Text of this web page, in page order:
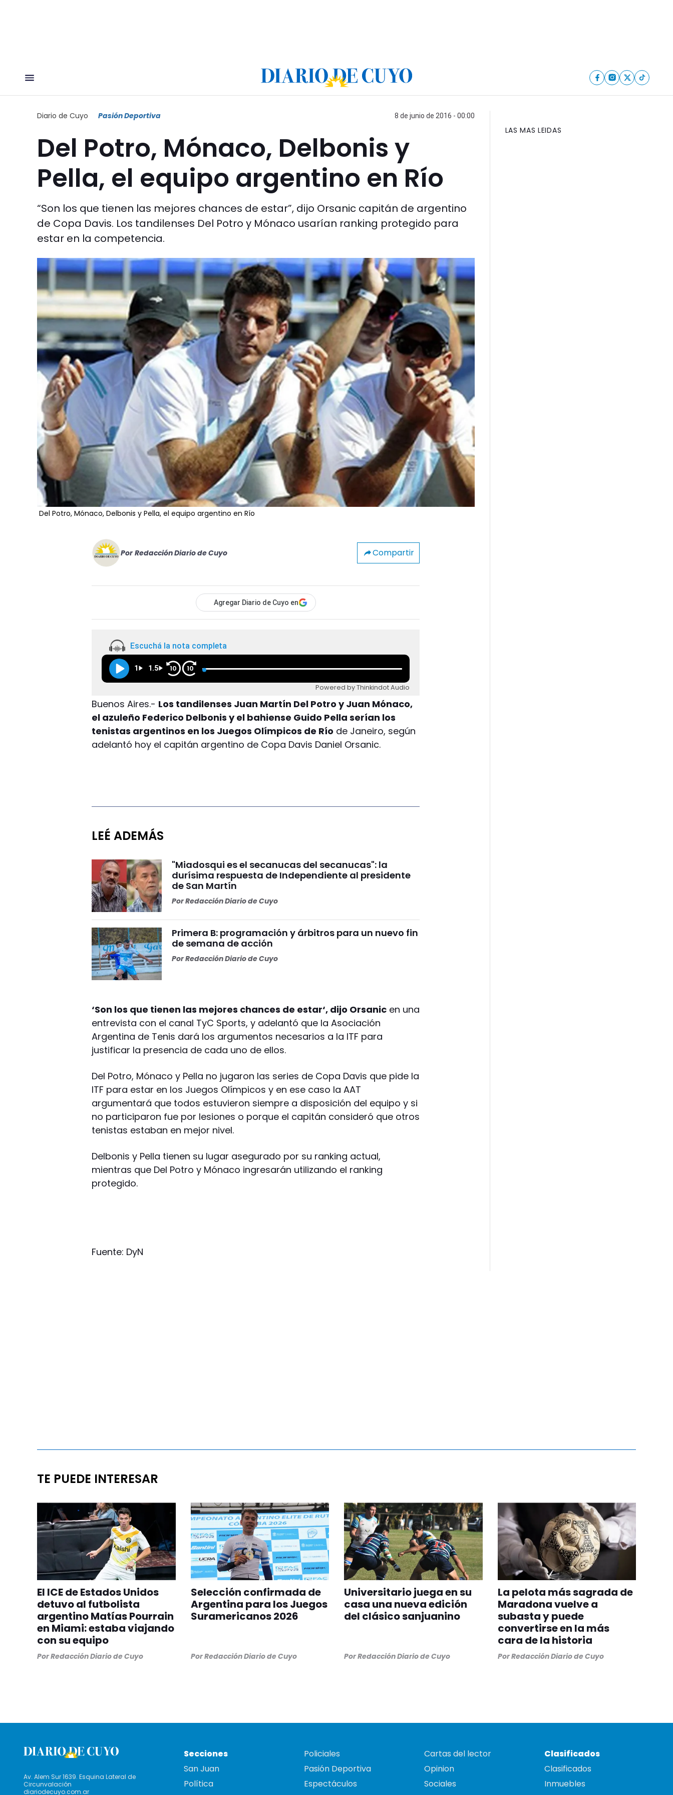
Diario de Cuyo Pasión Deportiva 8 de junio de 2016 - 00:00
Del Potro, Mónaco, Delbonis y
Pella, el equipo argentino en Río
“Son los que tienen las mejores chances de estar”, dijo Orsanic capitán de argentino
de Copa Davis. Los tandilenses Del Potro y Mónaco usarían ranking protegido para
estar en la competencia.
Del Potro, Mónaco, Delbonis y Pella, el equipo argentino en Río
Por Redacción Diario de Cuyo Compartir
Agregar Diario de Cuyo en
Escuchá la nota completa
1 1.5 10 10
Powered by Thinkindot Audio
Buenos Aires.- Los tandilenses Juan Martín Del Potro y Juan Mónaco,
el azuleño Federico Delbonis y el bahiense Guido Pella serían los
tenistas argentinos en los Juegos Olímpicos de Río de Janeiro, según
adelantó hoy el capitán argentino de Copa Davis Daniel Orsanic.
LEÉ ADEMÁS
"Miadosqui es el secanucas del secanucas": la
durísima respuesta de Independiente al presidente
de San Martín
PorRedacción Diario de Cuyo
Primera B: programación y árbitros para un nuevo fin
de semana de acción
PorRedacción Diario de Cuyo
‘Son los que tienen las mejores chances de estar‘, dijo Orsanic en una
entrevista con el canal TyC Sports, y adelantó que la Asociación
Argentina de Tenis dará los argumentos necesarios a la ITF para
justificar la presencia de cada uno de ellos.
Del Potro, Mónaco y Pella no jugaron las series de Copa Davis que pide la
ITF para estar en los Juegos Olímpicos y en ese caso la AAT
argumentará que todos estuvieron siempre a disposición del equipo y si
no participaron fue por lesiones o porque el capitán consideró que otros
tenistas estaban en mejor nivel.
Delbonis y Pella tienen su lugar asegurado por su ranking actual,
mientras que Del Potro y Mónaco ingresarán utilizando el ranking
protegido.
Fuente: DyN
LAS MAS LEIDAS
TE PUEDE INTERESAR
El ICE de Estados Unidos
detuvo al futbolista
argentino Matías Pourrain
en Miami: estaba viajando
con su equipo
PorRedacción Diario de Cuyo
Selección confirmada de
Argentina para los Juegos
Suramericanos 2026
PorRedacción Diario de Cuyo
Universitario juega en su
casa una nueva edición
del clásico sanjuanino
PorRedacción Diario de Cuyo
La pelota más sagrada de
Maradona vuelve a
subasta y puede
convertirse en la más
cara de la historia
PorRedacción Diario de Cuyo
Av. Alem Sur 1639. Esquina Lateral de
Circunvalación
diariodecuyo.com.ar
Secciones
San Juan
Política
Policiales
Pasión Deportiva
Espectáculos
Cartas del lector
Opinion
Sociales
Clasificados
Clasificados
Inmuebles